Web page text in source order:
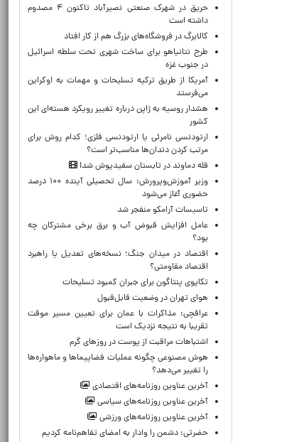
حریق در شهرک صنعتی نصیرآباد تاکنون ۴ مصدوم
داشته است
کالابرگ در فروشگاه‌های بزرگ هم از کار افتاد
طرح نتانیاهو برای ساخت شهری تحت سلطه اسرائیل
در جنوب غزه
آمریکا از طریق ترکیه تسلیحات و مهمات به اوکراین
می‌فرستد
هشدار روسیه به ژاپن درباره تغییر رویکرد هسته‌ای این
کشور
ارتودنسی نامرئی یا ارتودنسی فلزی؛ کدام روش برای
مرتب کردن دندان‌ها مناسب‌تر است؟
قله دماوند در تابستان سفیدپوش شد!
وزیر آموزش‌وپرورش: سال تحصیلی آینده ۱۰۰ درصد
حضوری آغاز می‌شود
تاسیسات آرامکو منفجر شد
عامل افزایش قبوض آب و برق برخی مشترکان چه
بود؟
اقتصاد در میدان جنگ؛ نسخه‌های تعدیل یا راهبرد
اقتصاد مقاومتی؟
تکاپوی پنتاگون برای جبران کمبود تسلیحات
هوای تهران در وضعیت قابل‌قبول
عراقچی: مذاکرات با عمان برای تعیین مسیر موقت
تقریبا به نتیجه نزدیک است
اشتباهات مراقبت از پوست در روزهای گرم
هوش مصنوعی چگونه عملیات فضاپیماها و ماهواره‌ها
را تغییر می‌دهد؟
آخرین عناوین روزنامه‌های اقتصادی
آخرین عناوین روزنامه‌های سیاسی
آخرین عناوین روزنامه‌های ورزشی
حضرتی: دشمن را وادار به امضای تفاهم‌نامه کردیم